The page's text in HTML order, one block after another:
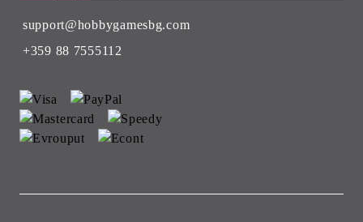
support@hobbygamesbg.com
+359 88 7555112